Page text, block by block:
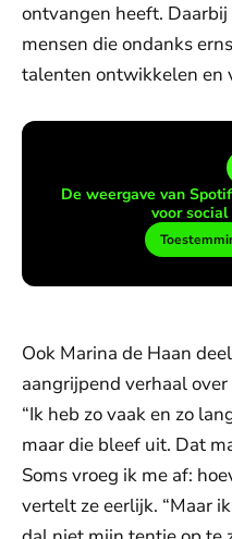
ontvangen heeft.
mensen die ondanks
talenten ontwikkelen en
De weergave van
voor
Ook Marina de Haan
aangrijpend verhaal
“Ik heb zo vaak en zo
maar die bleef uit. Dat
Soms vroeg ik me af:
vertelt ze eerlijk. “Maar